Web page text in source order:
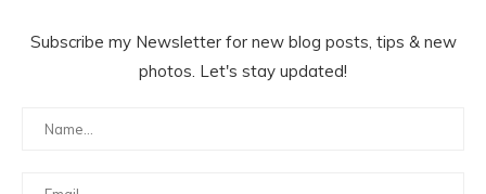
Subscribe my Newsletter for new blog posts, tips & new
photos. Let's stay updated!